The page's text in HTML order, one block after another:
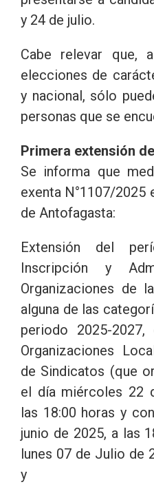
y 24 de julio.
Cabe relevar que,
elecciones de
y nacional, sólo
personas que se
Primera extensión
Se informa que
exenta N°1107/2025
de Antofagasta:
Extensión del
Inscripción y
Organizaciones de
alguna de las
periodo 2025-2027,
Organizaciones
de Sindicatos (que
el día miércoles 22
las 18:00 horas y
junio de 2025, a las
lunes 07 de Julio de
y